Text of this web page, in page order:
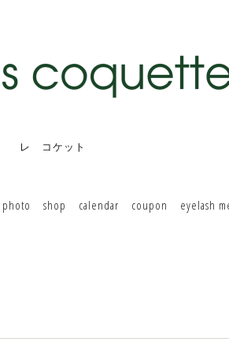
レ コケット
photo shop calendar coupon eyelash